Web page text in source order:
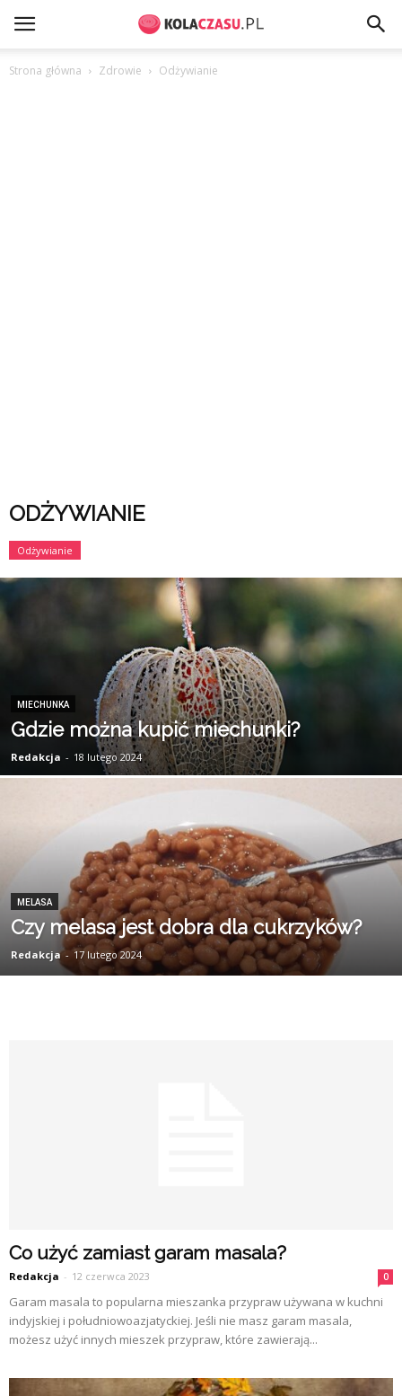
Strona główna Zdrowie Odżywianie
ODŻYWIANIE
Odżywianie
MIECHUNKA
Gdzie można kupić miechunki?
Redakcja - 18 lutego 2024
MELASA
Czy melasa jest dobra dla cukrzyków?
Redakcja - 17 lutego 2024
Co użyć zamiast garam masala?
Redakcja - 12 czerwca 2023 0
Garam masala to popularna mieszanka przypraw używana w kuchni
indyjskiej i południowoazjatyckiej. Jeśli nie masz garam masala,
możesz użyć innych mieszek przypraw, które zawierają...